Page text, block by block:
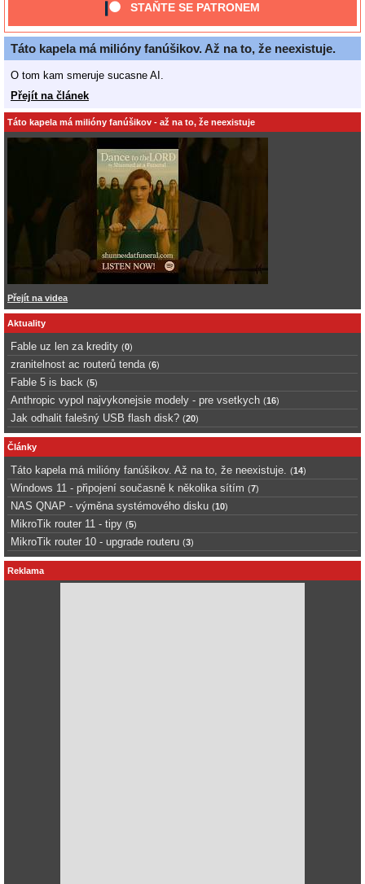
STAŇTE SE PATRONEM
Táto kapela má milióny fanúšikov. Až na to, že neexistuje.
O tom kam smeruje sucasne AI.
Přejít na článek
Táto kapela má milióny fanúšikov - až na to, že neexistuje
Přejít na videa
Aktuality
Fable uz len za kredity (0)
zranitelnost ac routerů tenda (6)
Fable 5 is back (5)
Anthropic vypol najvykonejsie modely - pre vsetkych (16)
Jak odhalit falešný USB flash disk? (20)
Články
Táto kapela má milióny fanúšikov. Až na to, že neexistuje. (14)
Windows 11 - připojení současně k několika sítím (7)
NAS QNAP - výměna systémového disku (10)
MikroTik router 11 - tipy (5)
MikroTik router 10 - upgrade routeru (3)
Reklama